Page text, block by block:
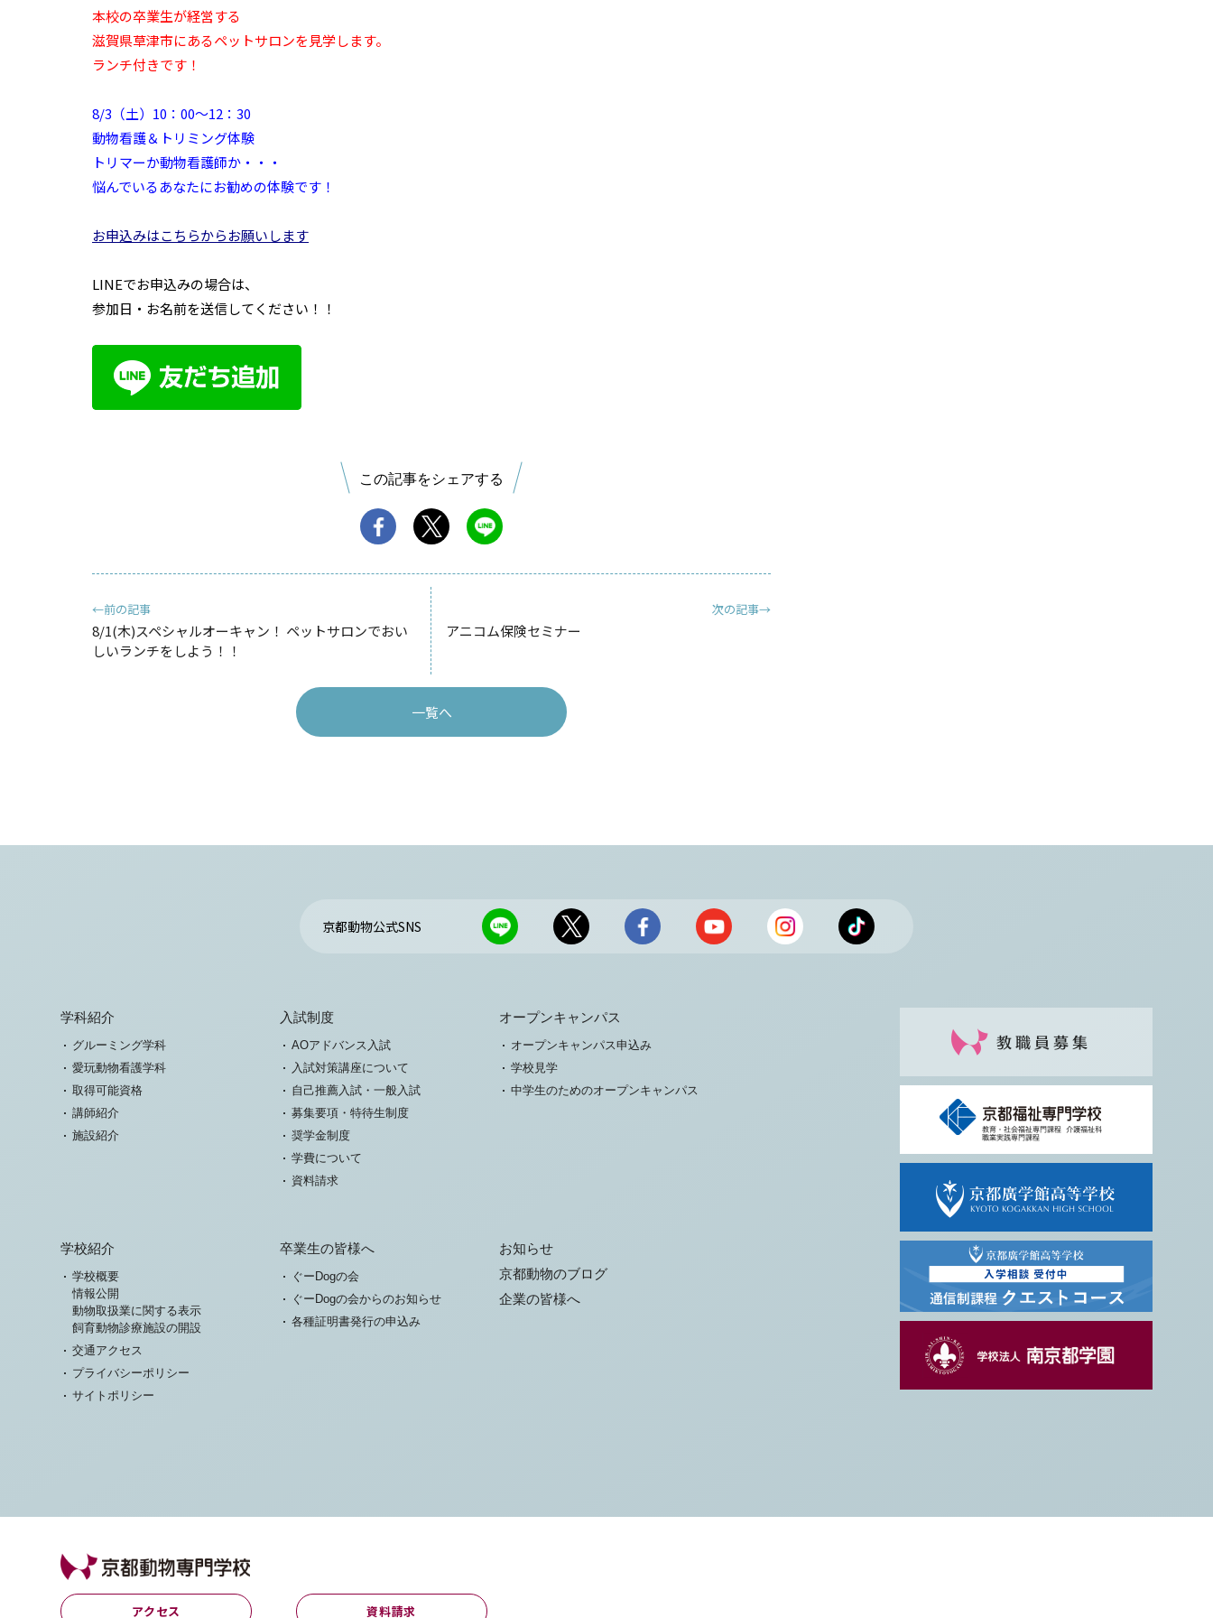
本校の卒業生が経営する
滋賀県草津市にあるペットサロンを見学します。
ランチ付きです！
8/3（土）10：00～12：30
動物看護＆トリミング体験
トリマーか動物看護師か・・・
悩んでいるあなたにお勧めの体験です！
お申込みはこちらからお願いします
LINEでお申込みの場合は、
参加日・お名前を送信してください！！
この記事をシェアする
←前の記事
8/1(木)スペシャルオーキャン！ ペットサロンでおい
しいランチをしよう！！
次の記事→
アニコム保険セミナー
一覧へ
京都動物公式SNS
学科紹介
グルーミング学科
愛玩動物看護学科
取得可能資格
講師紹介
施設紹介
入試制度
AOアドバンス入試
入試対策講座について
自己推薦入試・一般入試
募集要項・特待生制度
奨学金制度
学費について
資料請求
オープンキャンパス
オープンキャンパス申込み
学校見学
中学生のためのオープンキャンパス
学校紹介
学校概要
情報公開
動物取扱業に関する表示
飼育動物診療施設の開設
交通アクセス
プライバシーポリシー
サイトポリシー
卒業生の皆様へ
ぐーDogの会
ぐーDogの会からのお知らせ
各種証明書発行の申込み
お知らせ
京都動物のブログ
企業の皆様へ
アクセス 資料請求